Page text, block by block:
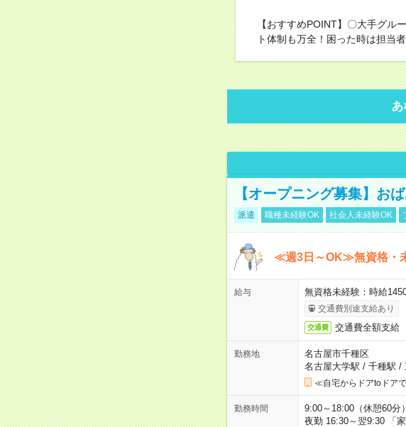
【おすすめPOINT】〇大手グル
ト体制も万全！困った時は担当
あ
【オープニング募集】お
派遣 職種未経験OK 社会人未経験OK
≪週3日～OK≫無資格・
給与 無資格未経験：時給
交通費別途支給あり
交通費 交通費全額支給
勤務地
名古屋市千種区
名古屋大学駅 / 千種駅 /
≪自宅からドアtoドア
勤務時間
9:00～18:00（休憩60分
夜勤 16:30～翌9:30 「